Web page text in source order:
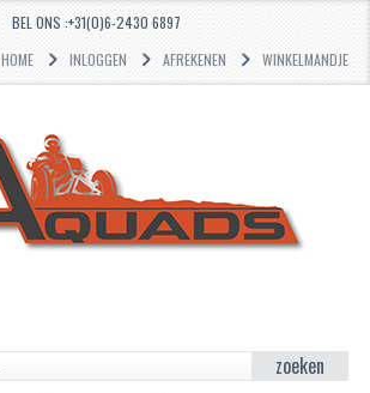
BEL ONS :+31(0)6-2430 6897
HOME
INLOGGEN AFREKENEN WINKELMANDJE
zoeken